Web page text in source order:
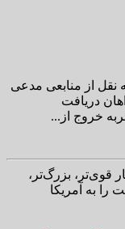
نقل از منابعی مدعی
دریافت
خروج از...
قوی‌تر، بزرگ‌تر،
را به آمریکا